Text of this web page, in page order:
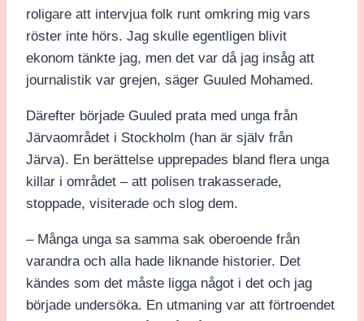
roligare att intervjua folk runt omkring mig vars
röster inte hörs. Jag skulle egentligen blivit
ekonom tänkte jag, men det var då jag insåg att
journalistik var grejen, säger Guuled Mohamed.
Därefter började Guuled prata med unga från
Järvaområdet i Stockholm (han är själv från
Järva). En berättelse upprepades bland flera unga
killar i området – att polisen trakasserade,
stoppade, visiterade och slog dem.
– Många unga sa samma sak oberoende från
varandra och alla hade liknande historier. Det
kändes som det måste ligga något i det och jag
började undersöka. En utmaning var att förtroendet